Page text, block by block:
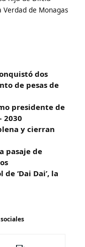
Verdad de Monagas
dos
de pesas de
presidente de
2030
y cierran
pasaje de
‘Dai Dai’, la